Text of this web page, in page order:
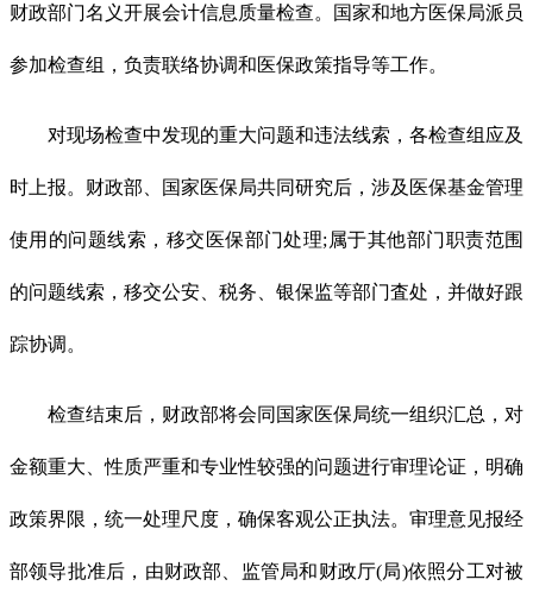
财政部门名义开展会计信息质量检查。国家和地方医保局派员
参加检查组，负责联络协调和医保政策指导等工作。
对现场检查中发现的重大问题和违法线索，各检查组应及
时上报。财政部、国家医保局共同研究后，涉及医保基金管理
使用的问题线索，移交医保部门处理;属于其他部门职责范围
的问题线索，移交公安、税务、银保监等部门査处，并做好跟
踪协调。
检查结束后，财政部将会同国家医保局统一组织汇总，对
金额重大、性质严重和专业性较强的问题进行审理论证，明确
政策界限，统一处理尺度，确保客观公正执法。审理意见报经
部领导批准后，由财政部、监管局和财政厅(局)依照分工对被